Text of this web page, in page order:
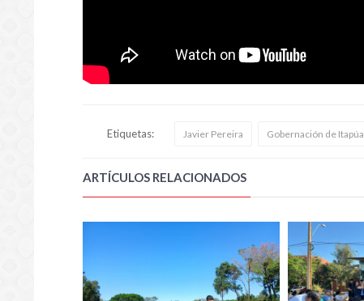
Etiquetas: Javier Pereira Gobernación de Itapúa
ARTÍCULOS RELACIONADOS